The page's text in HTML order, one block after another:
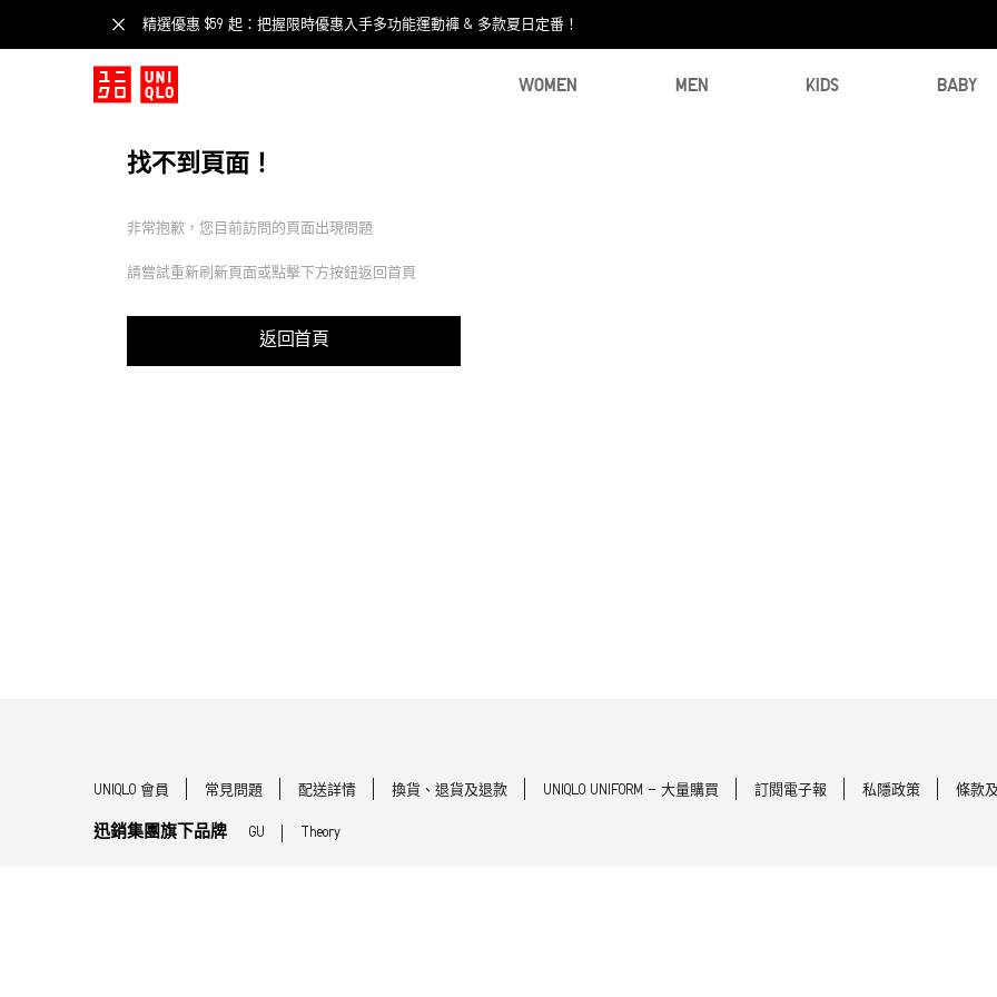
精選優惠 $59 起：把握限時優惠入手多功能運動褲 & 多款夏日定番！​
WOMEN MEN KIDS BABY
找不到頁面！
非常抱歉，您目前訪問的頁面出現問題
請嘗試重新刷新頁面或點擊下方按鈕返回首頁
返回首頁
UNIQLO 會員 常見問題 配送詳情 換貨、退貨及退款 UNIQLO UNIFORM - 大量購買 訂閱電子報 私隱政策 條款
迅銷集團旗下品牌 GU Theory